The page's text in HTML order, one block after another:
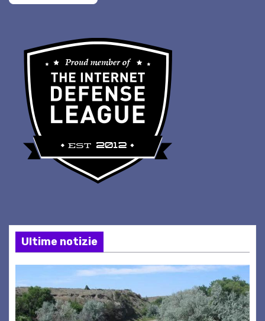
Ultime notizie